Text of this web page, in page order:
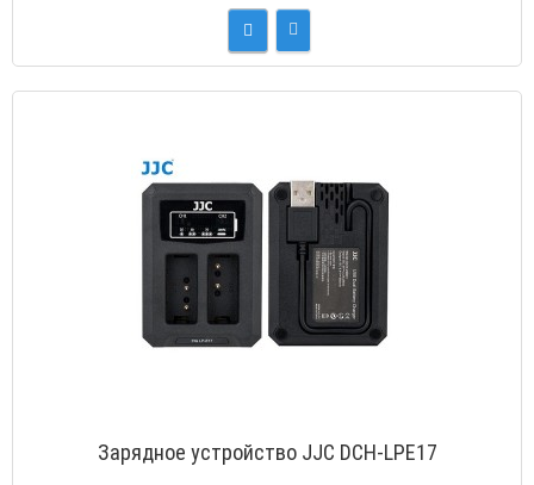
Зарядное устройство JJC DCH-LPE17